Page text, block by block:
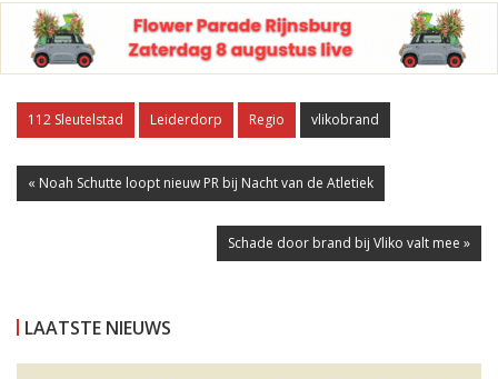
112 Sleutelstad Leiderdorp Regio vlikobrand
« Noah Schutte loopt nieuw PR bij Nacht van de Atletiek
Schade door brand bij Vliko valt mee »
LAATSTE NIEUWS